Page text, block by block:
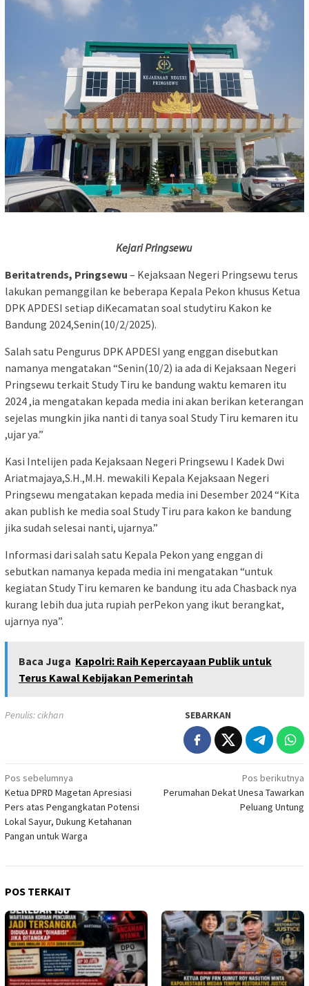
Kejari Pringsewu
Beritatrends, Pringsewu – Kejaksaan Negeri Pringsewu terus
lakukan pemanggilan ke beberapa Kepala Pekon khusus Ketua
DPK APDESI setiap diKecamatan soal studytiru Kakon ke
Bandung 2024,Senin(10/2/2025).
Salah satu Pengurus DPK APDESI yang enggan disebutkan
namanya mengatakan “Senin(10/2) ia ada di Kejaksaan Negeri
Pringsewu terkait Study Tiru ke bandung waktu kemaren itu
2024 ,ia mengatakan kepada media ini akan berikan keterangan
sejelas mungkin jika nanti di tanya soal Study Tiru kemaren itu
,ujar ya.”
Kasi Intelijen pada Kejaksaan Negeri Pringsewu I Kadek Dwi
Ariatmajaya,S.H.,M.H. mewakili Kepala Kejaksaan Negeri
Pringsewu mengatakan kepada media ini Desember 2024 “Kita
akan publish ke media soal Study Tiru para kakon ke bandung
jika sudah selesai nanti, ujarnya.”
Informasi dari salah satu Kepala Pekon yang enggan di
sebutkan namanya kepada media ini mengatakan “untuk
kegiatan Study Tiru kemaren ke bandung itu ada Chasback nya
kurang lebih dua juta rupiah perPekon yang ikut berangkat,
ujarnya nya”.
Baca Juga Kapolri: Raih Kepercayaan Publik untuk
Terus Kawal Kebijakan Pemerintah
Penulis: cikhan SEBARKAN
Navigasi
pos
Pos sebelumnya
Ketua DPRD Magetan Apresiasi
Pers atas Pengangkatan Potensi
Lokal Sayur, Dukung Ketahanan
Pangan untuk Warga
Pos berikutnya
Perumahan Dekat Unesa Tawarkan
Peluang Untung
POS TERKAIT